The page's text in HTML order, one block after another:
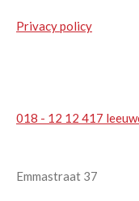
Privacy policy
018 - 12 12 417
Emmastraat 37